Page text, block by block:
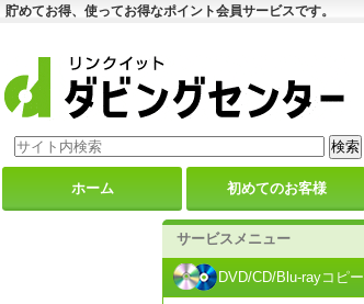
貯めてお得、使ってお得なポイント会員サービスです。
ホーム 初めてのお客様
サービスメニュー
DVD/CD/Blu-rayコピー